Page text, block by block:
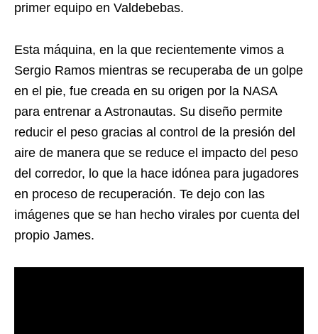
primer equipo en Valdebebas.
Esta máquina, en la que recientemente vimos a
Sergio Ramos mientras se recuperaba de un golpe
en el pie, fue creada en su origen por la NASA
para entrenar a Astronautas. Su diseño permite
reducir el peso gracias al control de la presión del
aire de manera que se reduce el impacto del peso
del corredor, lo que la hace idónea para jugadores
en proceso de recuperación. Te dejo con las
imágenes que se han hecho virales por cuenta del
propio James.